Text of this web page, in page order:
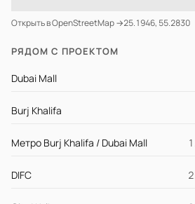
Открыть в OpenStreetMap →25.1946, 55.2830
РЯДОМ С ПРОЕКТОМ
Dubai Mall
Burj Khalifa
Метро Burj Khalifa / Dubai Mall
DIFC